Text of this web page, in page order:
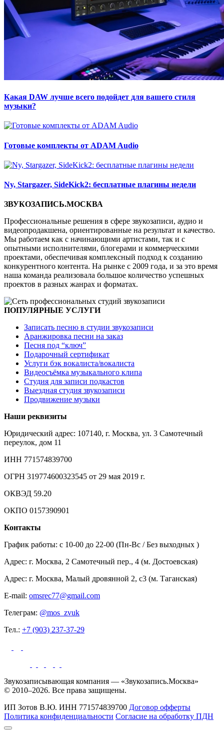
Какая DAW лучше всего подойдет для вашего стиля
музыки?
Готовые комплекты от ADAM Audio
Ny, Stargazer, SideKick2: бесплатные плагины недели
ЗВУКОЗАПИСЬ.МОСКВА
Профессиональные решения в сфере звукозаписи, аудио и
видеопродакшена, ориентированные на результат и качество.
Мы работаем как с начинающими артистами, так и с
опытными исполнителями, блогерами и коммерческими
проектами, обеспечивая комплексный подход к созданию
конкурентного контента. На рынке с 2009 года, и за это время
наша команда реализовала большое количество успешных
проектов в разных жанрах и форматах.
ПОПУЛЯРНЫЕ УСЛУГИ
Записать песню в студии звукозаписи
Аранжировка песни на заказ
Песня под “ключ”
Подарочный сертификат
Услуги бэк вокалиста/вокалиста
Видеосъёмка музыкального клипа
Студия для записи подкастов
Выездная студия звукозаписи
Продвижение музыки
Наши реквизиты
Юридический адрес: 107140, г. Москва, ул. 3 Самотечный
переулок, дом 11
ИНН 771574839700
ОГРН 319774600323545 от 29 мая 2019 г.
ОКВЭД 59.20
ОКПО 0157390901
Контакты
График работы: c 10-00 до 22-00 (Пн-Вс / Без выходных )
Адрес: г. Москва, 2 Самотечный пер., 4 (м. Достоевская)
Адрес: г. Москва, Малый дровянной 2, с3 (м. Таганская)
E-mail: omsrec77@gmail.com
Телеграм: @mos_zvuk
Тел.: +7 (903) 237-37-29
Звукозаписывающая компания — «Звукозапись.Москва»
© 2010–2026. Все права защищены.
ИП Зотов В.Ю. ИНН 771574839700 Договор офферты
Политика конфиденциальности Согласие на обработку ПДН